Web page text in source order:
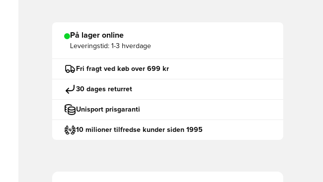
På lager online
Leveringstid: 1-3 hverdage
Fri fragt ved køb over 699 kr
30 dages returret
Unisport prisgaranti
10 milioner tilfredse kunder siden 1995